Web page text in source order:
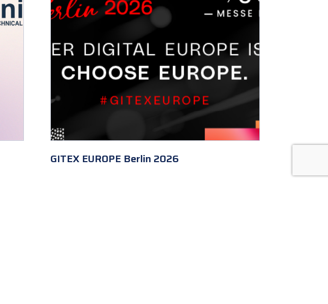
GITEX EUROPE Berlin 2026